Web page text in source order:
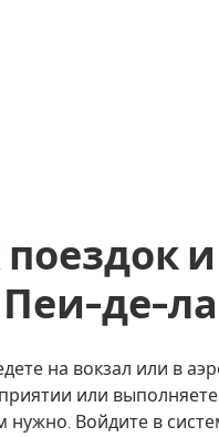
Пеи-де-
на вокзал или в
или
нужно. Войдите в